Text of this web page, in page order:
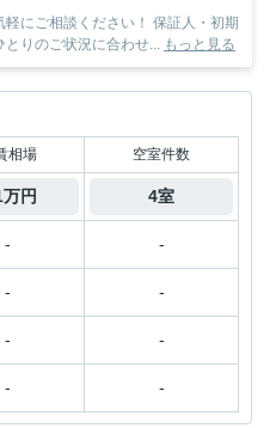
ください！ 保証人・初期
りのご状況に合わせ... もっと見る
相場 空室件数
円 4室
- -
- -
- -
- -